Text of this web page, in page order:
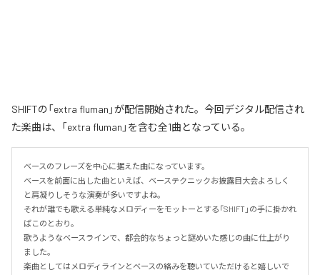
SHIFTの「extra fluman」が配信開始された。今回デジタル配信され
た楽曲は、「extra fluman」を含む全1曲となっている。
ベースのフレーズを中心に据えた曲になっています。
ベースを前面に出した曲といえば、ベーステクニックお披露目大会よろしく
と肩凝りしそうな演奏が多いですよね。
それが誰でも歌える単純なメロディーをモットーとする「SHIFT」の手に掛かれ
ばこのとおり。
歌うようなベースラインで、都会的なちょっと謎めいた感じの曲に仕上がり
ました。
楽曲としてはメロディラインとベースの絡みを聴いていただけると嬉しいで